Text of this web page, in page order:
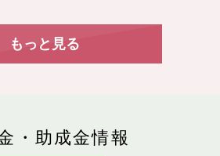
もっと見る
・助成金情報